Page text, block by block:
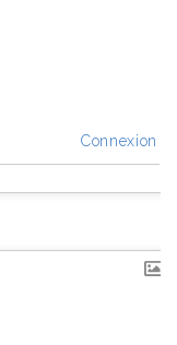
Connexion